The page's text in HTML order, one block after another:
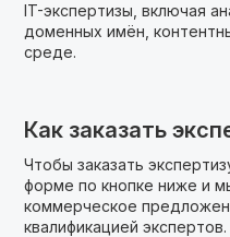
IT-экспертизы, включая
доменных имён,
среде.
Как заказать
Чтобы заказать
форме по кнопке ниже и
коммерческое
квалификацией